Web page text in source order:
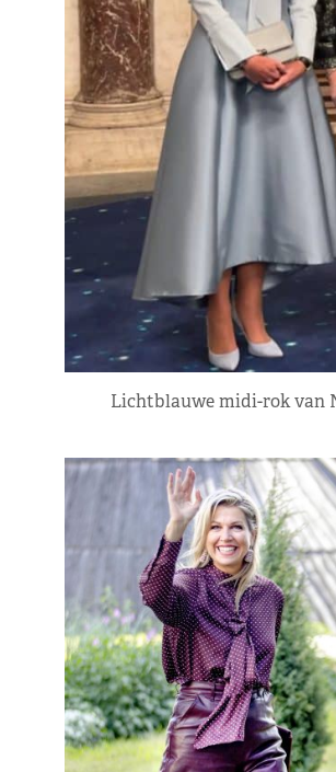
Lichtblauwe midi-rok van